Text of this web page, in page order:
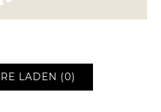
LADEN (0)